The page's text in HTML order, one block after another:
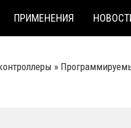
ПРИМЕНЕНИЯ
»